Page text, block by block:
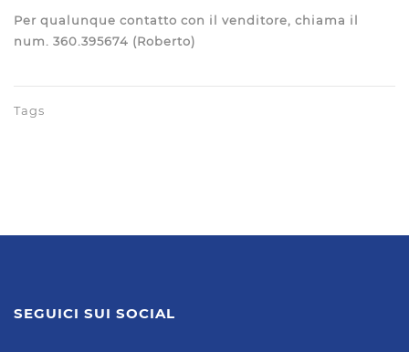
Per qualunque contatto con il venditore, chiama il
num. 360.395674 (Roberto)
Tags
SEGUICI SUI SOCIAL